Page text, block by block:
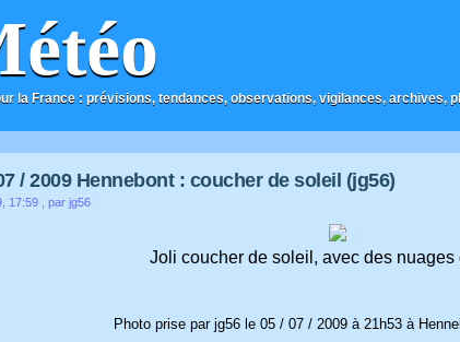
la France : prévisions, tendances, observations, vigilances, archives,
/ 2009 Hennebont : coucher de soleil (jg56)
17:59 , par jg56
Joli coucher de soleil, avec des nuages
Photo prise par jg56 le 05 / 07 / 2009 à 21h53 à